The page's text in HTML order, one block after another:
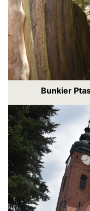
Bunkier